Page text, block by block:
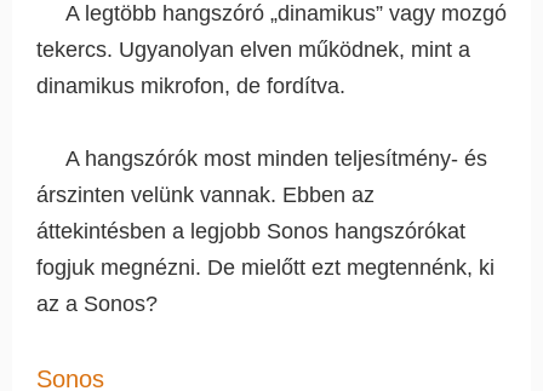
A legtöbb hangszóró „dinamikus” vagy mozgó
tekercs. Ugyanolyan elven működnek, mint a
dinamikus mikrofon, de fordítva.
A hangszórók most minden teljesítmény- és
árszinten velünk vannak. Ebben az
áttekintésben a legjobb Sonos hangszórókat
fogjuk megnézni. De mielőtt ezt megtennénk, ki
az a Sonos?
Sonos